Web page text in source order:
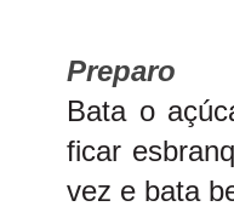
Preparo
Bata o
ficar
vez e bata